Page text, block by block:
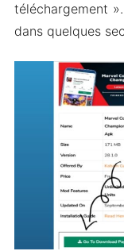
téléchargement
dans quelques